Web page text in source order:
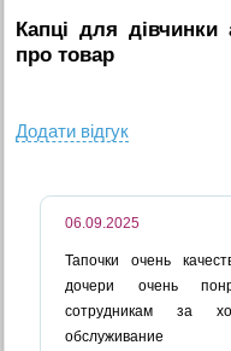
Капці для дівчинки
про товар
Додати вiдгук
06.09.2025
Тапочки очень
дочери очень
сотрудникам за
обслуживание